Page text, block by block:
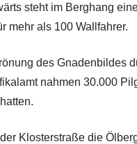
steht im Berghang
mehr als 100 Wallfahrer.
des Gnadenbildes
nahmen 30.000
Klosterstraße die